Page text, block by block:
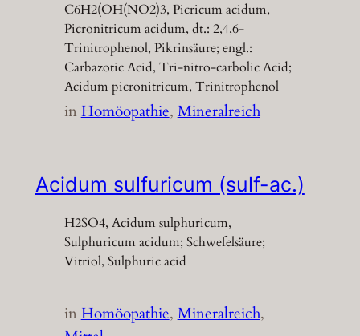
C6H2(OH(NO2)3, Picricum acidum,
Picronitricum acidum, dt.: 2,4,6-
Trinitrophenol, Pikrinsäure; engl.:
Carbazotic Acid, Tri-nitro-carbolic Acid;
Acidum picronitricum, Trinitrophenol
inHomöopathie, Mineralreich
Acidum sulfuricum (sulf-ac.)
H2SO4, Acidum sulphuricum,
Sulphuricum acidum; Schwefelsäure;
Vitriol, Sulphuric acid
inHomöopathie, Mineralreich